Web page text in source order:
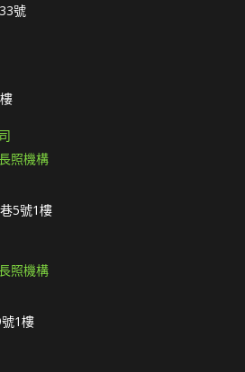
號
照機構
5號1樓
照機構
1樓